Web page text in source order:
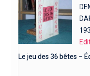
Le jeu des 36 bêtes –